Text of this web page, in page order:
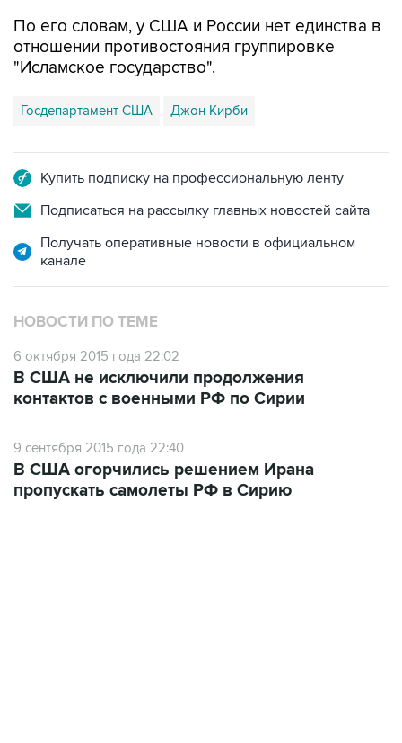
По его словам, у США и России нет единства в
отношении противостояния группировке
"Исламское государство".
Госдепартамент США Джон Кирби
Купить подписку на профессиональную ленту
Подписаться на рассылку главных новостей сайта
Получать оперативные новости в официальном
канале
НОВОСТИ ПО ТЕМЕ
6 октября 2015 года 22:02
В США не исключили продолжения
контактов с военными РФ по Сирии
9 сентября 2015 года 22:40
В США огорчились решением Ирана
пропускать самолеты РФ в Сирию